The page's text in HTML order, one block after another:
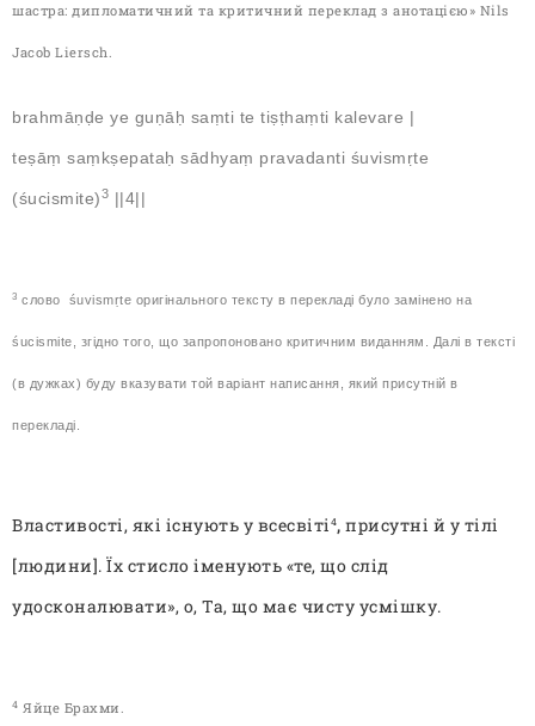
шастра: дипломатичний та критичний переклад з анотацією» Nils
Jacob Liersch.
brahmāṇḍe ye guṇāḥ saṃti te tiṣṭhaṃti kalevare |
teṣāṃ saṃkṣepataḥ sādhyaṃ pravadanti śuvismṛte
(śucismite)3 ||4||
3 слово śuvismṛte оригінального тексту в перекладі було замінено на
śucismite, згідно того, що запропоновано критичним виданням. Далі в тексті
(в дужках) буду вказувати той варіант написання, який присутній в
перекладі
Властивості, які існують у всесвіті4, присутні й у тілі
[людини]. Їх стисло іменують «те, що слід
удосконалювати», о, Та, що має чисту усмішку.
4 Яйце Брахми.